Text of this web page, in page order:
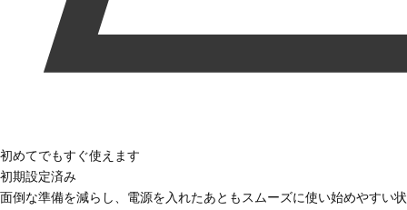
初めてでもすぐ使えます
初期設定済み
面倒な準備を減らし、電源を入れたあともスムーズに使い始めやすい